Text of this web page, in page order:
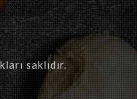
saklıdır.